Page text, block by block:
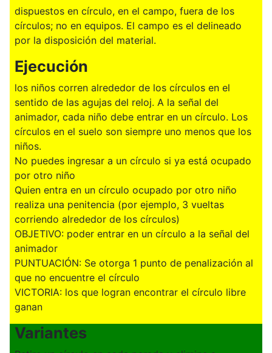
dispuestos en círculo, en el campo, fuera de los
círculos; no en equipos. El campo es el delineado
por la disposición del material.
Ejecución
los niños corren alrededor de los círculos en el
sentido de las agujas del reloj. A la señal del
animador, cada niño debe entrar en un círculo. Los
círculos en el suelo son siempre uno menos que los
niños.
No puedes ingresar a un círculo si ya está ocupado
por otro niño
Quien entra en un círculo ocupado por otro niño
realiza una penitencia (por ejemplo, 3 vueltas
corriendo alrededor de los círculos)
OBJETIVO: poder entrar en un círculo a la señal del
animador
PUNTUACIÓN: Se otorga 1 punto de penalización al
que no encuentre el círculo
VICTORIA: los que logran encontrar el círculo libre
ganan
Variantes